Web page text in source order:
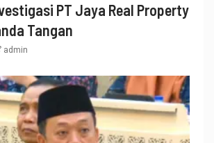
PT Jaya Real Property
Tangan
admin